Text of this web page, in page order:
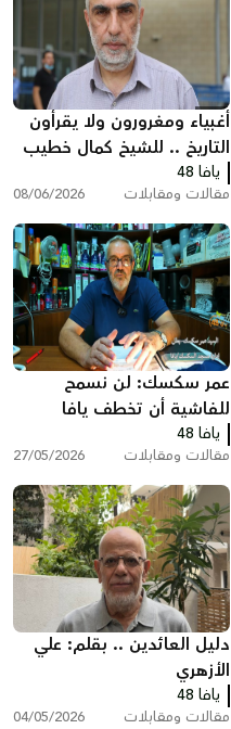
أغبياء ومغرورون ولا يقرأون
التاريخ .. للشيخ كمال خطيب
يافا 48
مقالات ومقابلات 08/06/2026
عمر سكسك: لن نسمح
للفاشية أن تخطف يافا
وأحلام أولادنا
يافا 48
مقالات ومقابلات 27/05/2026
دليل العائدين .. بقلم: علي
الأزهري
يافا 48
مقالات ومقابلات 04/05/2026